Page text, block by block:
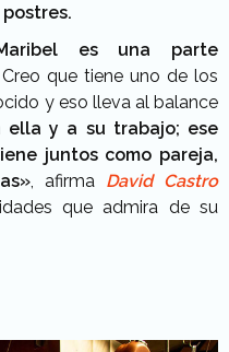
es una parte
Creo que tiene uno de los
y eso lleva al balance
ella y a su trabajo; ese
juntos como pareja,
, afirma David Castro
que admira de su